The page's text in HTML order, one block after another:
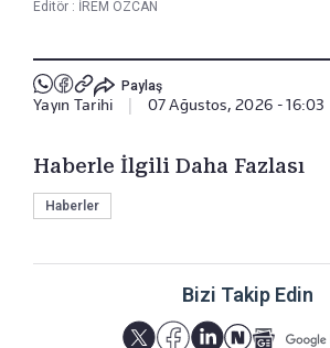
Editör : İREM ÖZCAN
Paylaş
Yayın Tarihi 07 Ağustos, 2026 - 16:03
Haberle İlgili Daha Fazlası
Haberler
Bizi Takip Edin